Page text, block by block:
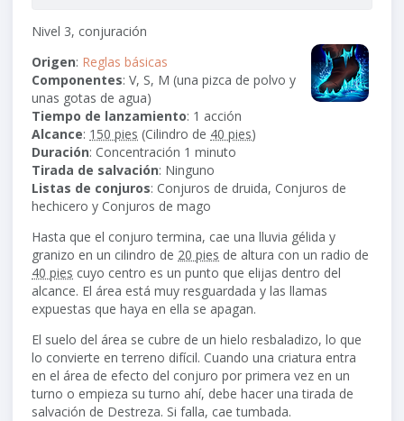
Nivel 3, conjuración
Origen: Reglas básicas
Componentes: V, S, M (una pizca de polvo y
unas gotas de agua)
Tiempo de lanzamiento: 1 acción
Alcance: 150 pies (Cilindro de 40 pies)
Duración: Concentración 1 minuto
Tirada de salvación: Ninguno
Listas de conjuros: Conjuros de druida, Conjuros de
hechicero y Conjuros de mago
Hasta que el conjuro termina, cae una lluvia gélida y
granizo en un cilindro de 20 pies de altura con un radio de
40 pies cuyo centro es un punto que elijas dentro del
alcance. El área está muy resguardada y las llamas
expuestas que haya en ella se apagan.
El suelo del área se cubre de un hielo resbaladizo, lo que
lo convierte en terreno difícil. Cuando una criatura entra
en el área de efecto del conjuro por primera vez en un
turno o empieza su turno ahí, debe hacer una tirada de
salvación de Destreza. Si falla, cae tumbada.